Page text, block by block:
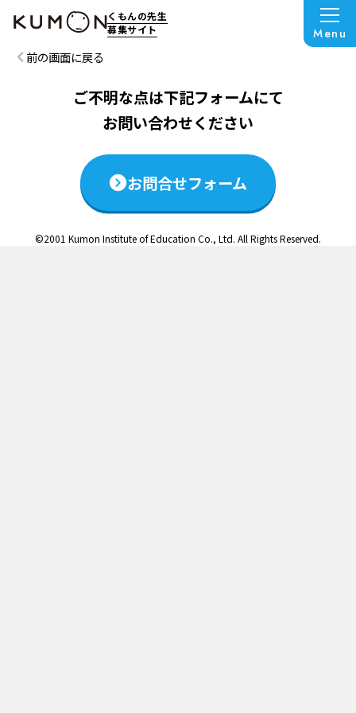
くもんの先生
募集サイト
Menu
この説明会は終了いたしました
前の画面に戻る
ご不明な点は下記フォームにて
お問い合わせください
お問合せフォーム
©2001 Kumon Institute of Education Co., Ltd. All Rights Reserved.